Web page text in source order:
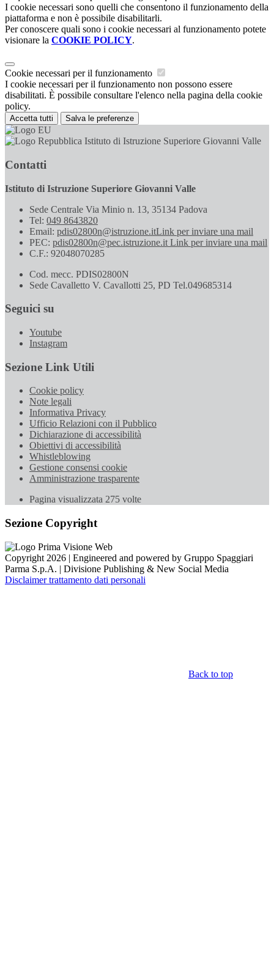
I cookie necessari sono quelli che consentono il funzionamento della
piattaforma e non è possibile disabilitarli.
Per conoscere quali sono i cookie necessari al funzionamento potete
visionare la COOKIE POLICY.
Cookie necessari per il funzionamento
I cookie necessari per il funzionamento non possono essere
disabilitati. È possibile consultare l'elenco nella pagina della cookie
policy.
Accetta tutti Salva le preferenze
Istituto di Istruzione Superiore Giovanni Valle
Contatti
Istituto di Istruzione Superiore Giovanni Valle
Sede Centrale Via Minio n. 13, 35134 Padova
Tel: 049 8643820
Email: pdis02800n@istruzione.itLink per inviare una mail
PEC: pdis02800n@pec.istruzione.it Link per inviare una mail
C.F.: 92048070285
Cod. mecc. PDIS02800N
Sede Cavalletto V. Cavallotti 25, PD Tel.049685314
Seguici su
Youtube
Instagram
Sezione Link Utili
Cookie policy
Note legali
Informativa Privacy
Ufficio Relazioni con il Pubblico
Dichiarazione di accessibilità
Obiettivi di accessibilità
Whistleblowing
Gestione consensi cookie
Amministrazione trasparente
Pagina visualizzata 275 volte
Sezione Copyright
Copyright 2026 | Engineered and powered by Gruppo Spaggiari
Parma S.p.A. | Divisione Publishing & New Social Media
Disclaimer trattamento dati personali
Back to top